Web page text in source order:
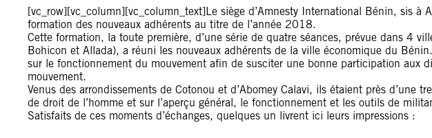
[vc_row][vc_column][vc_column_text]Le siège d’Amnesty International Bénin, sis à
formation des nouveaux adhérents au titre de l’année 2018.
Cette formation, la toute première, d’une série de quatre séances, prévue dans 4
Bohicon et Allada), a réuni les nouveaux adhérents de la ville économique du
sur le fonctionnement du mouvement afin de susciter une bonne participation aux
mouvement.
Venus des arrondissements de Cotonou et d’Abomey Calavi, ils étaient près d’une
de droit de l’homme et sur l’aperçu général, le fonctionnement et les outils de
Satisfaits de ces moments d’échanges, quelques un livrent ici leurs impressions :